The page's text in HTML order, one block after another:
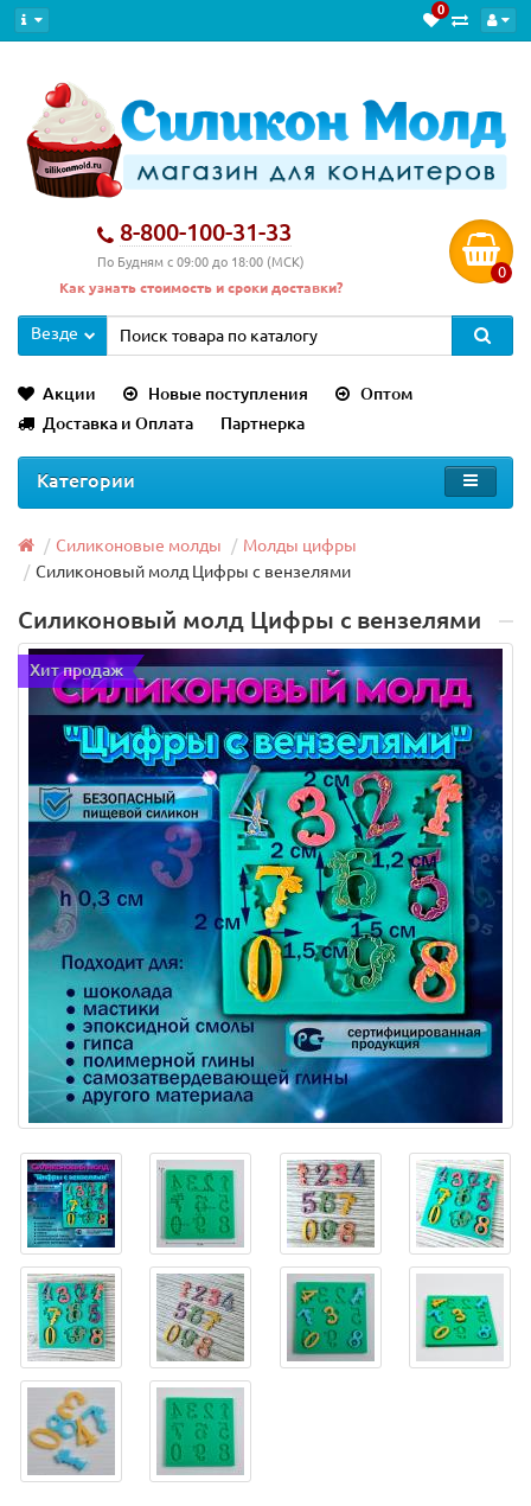
0
8-800-100-31-33
По Будням с 09:00 до 18:00 (МСК)
Как узнать стоимость и сроки доставки?
0
Везде
Акции Новые поступления
Оптом
Доставка и Оплата
Партнерка
Категории
Силиконовые молды
Молды цифры
Силиконовый молд Цифры с вензелями
Силиконовый молд Цифры с вензелями
Хит продаж